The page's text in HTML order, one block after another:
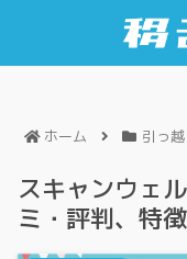
ホーム 引っ
スキャンウェ
ミ・評判、特